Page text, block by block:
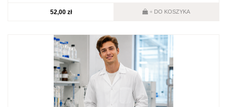
52,00 zł + DO KOSZYKA